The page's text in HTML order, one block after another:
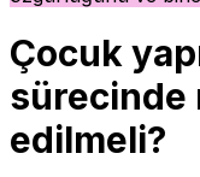
Çocuk
sürecinde
edilmeli?